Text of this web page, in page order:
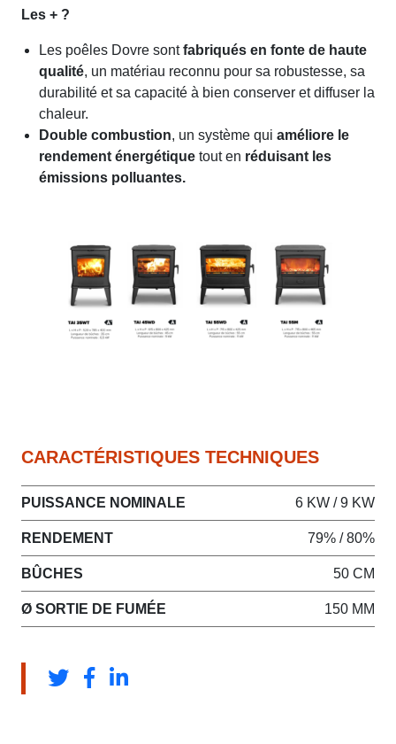
Les + ?
Les poêles Dovre sontfabriqués en fonte de haute
qualité, un matériau reconnu pour sa robustesse, sa
durabilité et sa capacité à bien conserver et diffuser la
chaleur.
Double combustion, un système qui améliore le
rendement énergétique tout en réduisant les
émissions polluantes.
CARACTÉRISTIQUES TECHNIQUES
PUISSANCE NOMINALE 6 KW / 9 KW
RENDEMENT 79% / 80%
BÛCHES 50 CM
Ø SORTIE DE FUMÉE 150 MM